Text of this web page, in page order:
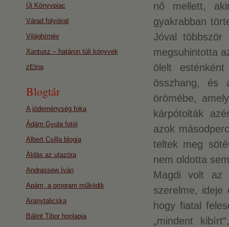
nő mellett,
gyakrabban
Jóval többször
megsuhintotta
ölelt
összhang, és
örömébe,
kárpótolták
azok
teltek meg
nem oldotta
Magdi volt az
szerelme, ideje
hogy fiatal
„mindent
Új Könyvpiac
Várad folyóirat
Világhírnév
Xantusz – határon túli könyvek
zEtna
Blogtár
A jódeménység foka
Ádám Gyula fotói
Albert Csilla blogja
Áldás az utazóra
Andrassew Iván
Apám, a program működik
Aranytalicska
Bálint Tibor honlapja